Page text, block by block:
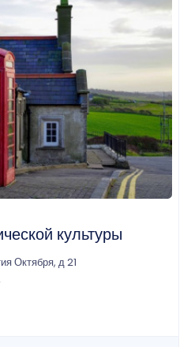
культуры
Октября, д 21